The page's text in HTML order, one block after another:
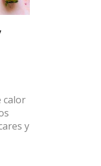
calor
y